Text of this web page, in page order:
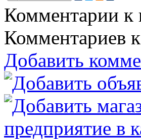
Комментарии к
Комментариев
Добавить